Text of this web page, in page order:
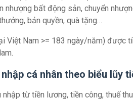
nhượng bất động sản, chuyển
bản quyền, quà tặng…
Việt Nam >= 183 ngày/năm) được
cá nhân theo biểu lũy
từ tiền lương, tiền công, thuế